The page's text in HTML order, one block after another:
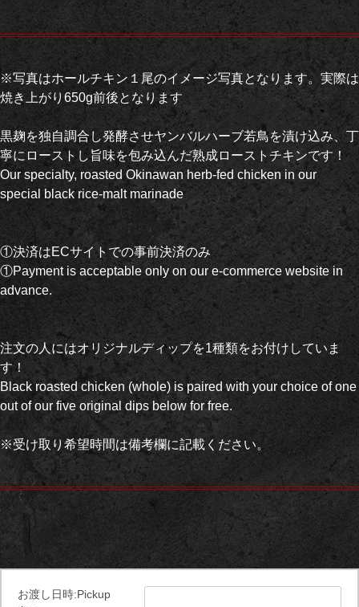
※写真はホールチキン１尾のイメージ写真となります。実際は
焼き上がり650g前後となります
黒麹を独自調合し発酵させヤンバルハーブ若鳥を漬け込み、丁
寧にローストし旨味を包み込んだ熟成ローストチキンです！
Our specialty, roasted Okinawan herb-fed chicken in our
special black rice-malt marinade
①決済はECサイトでの事前決済のみ
①Payment is acceptable only on our e-commerce website in
advance.
注文の人にはオリジナルディップを1種類をお付けしていま
す！
Black roasted chicken (whole) is paired with your choice of one
out of our five original dips below for free.
※受け取り希望時間は備考欄に記載ください。
お渡し日時:Pickup